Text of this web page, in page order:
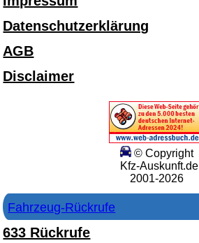
Datenschutzerklärung
AGB
Disclaimer
© Copyright
Kfz-Auskunft.de
2001-2026
Fahrzeug-Rückrufe
633 Rückrufe